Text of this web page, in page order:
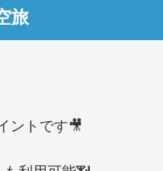
旅
ントです🎥